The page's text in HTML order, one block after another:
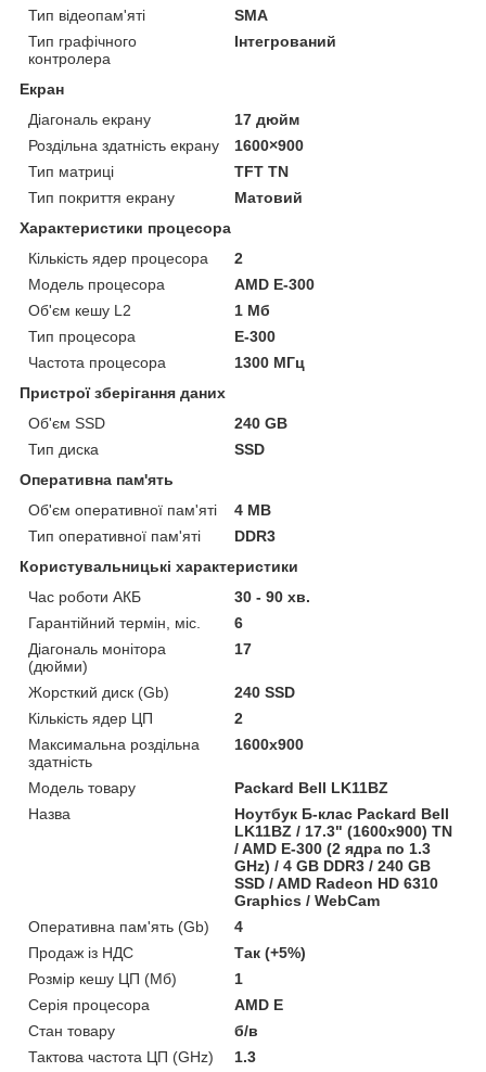
Тип відеопам'яті
SMA
Тип графічного
контролера
Інтегрований
Екран
Діагональ екрану
17 дюйм
Роздільна здатність екрану
1600×900
Тип матриці
TFT TN
Тип покриття екрану
Матовий
Характеристики процесора
Кількість ядер процесора
2
Модель процесора
AMD E-300
Об'єм кешу L2
1 Мб
Тип процесора
E-300
Частота процесора
1300 МГц
Пристрої зберігання даних
Об'єм SSD
240 GB
Тип диска
SSD
Оперативна пам'ять
Об'єм оперативної пам'яті
4 MB
Тип оперативної пам'яті
DDR3
Користувальницькі характеристики
Час роботи АКБ
30 - 90 хв.
Гарантійний термін, міс.
6
Діагональ монітора
(дюйми)
17
Жорсткий диск (Gb)
240 SSD
Кількість ядер ЦП
2
Максимальна роздільна
здатність
1600x900
Модель товару
Packard Bell LK11BZ
Назва
Ноутбук Б-клас Packard Bell
LK11BZ / 17.3" (1600x900) TN
/ AMD E-300 (2 ядра по 1.3
GHz) / 4 GB DDR3 / 240 GB
SSD / AMD Radeon HD 6310
Graphics / WebCam
Оперативна пам'ять (Gb)
4
Продаж із НДС
Так (+5%)
Розмір кешу ЦП (Мб)
1
Серія процесора
AMD E
Стан товару
б/в
Тактова частота ЦП (GHz)
1.3